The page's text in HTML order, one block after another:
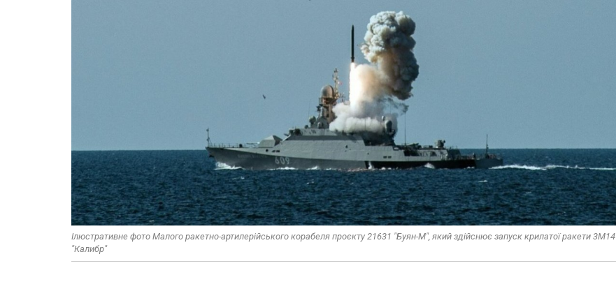
Ілюстративне фото Малого ракетно-артилерійського корабеля проєкту 21631 "Буян-М", який здійснює запуск крилатої ракети 3М14
"Калибр"